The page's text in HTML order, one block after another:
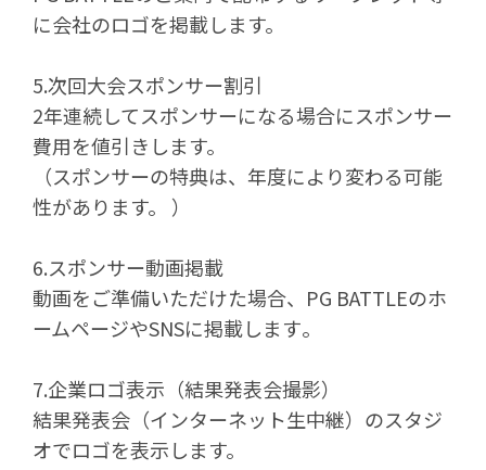
に会社のロゴを掲載します。
5.次回大会スポンサー割引
2年連続してスポンサーになる場合にスポンサー
費用を値引きします。
（スポンサーの特典は、年度により変わる可能
性があります。
）
6.スポンサー動画掲載
動画をご準備いただけた場合、 PG BATTLEのホ
ームページやSNSに掲載します。
7.企業ロゴ表示（結果発表会撮影）
結果発表会（インターネット生中継）のスタジ
オでロゴを表示します。